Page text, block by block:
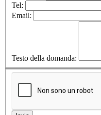
Tel:
Email:
Testo della domanda: